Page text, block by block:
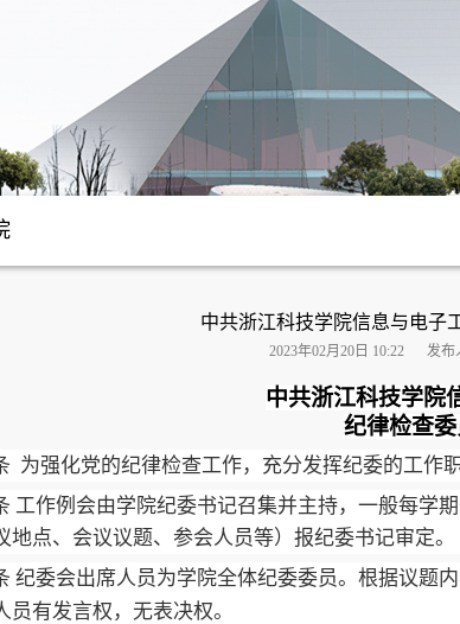
中共浙江科技学院信息与电子
2023年02月20日 10:22 发布
中共浙江科技学院
纪律检查委
为强化党的纪律检查工作，充分发挥纪委的工作
工作例会由学院纪委书记召集并主持，一般每学期
地点、会议议题、参会人员等）报纪委书记审定。
纪委会出席人员为学院全体纪委委员。根据议题
员有发言权，无表决权。